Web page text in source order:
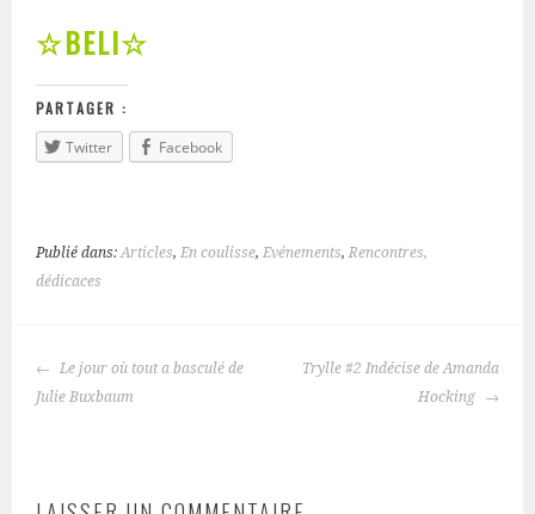
☆BELI☆
PARTAGER :
Twitter
Facebook
Publié dans:Articles,En coulisse,Evénements,Rencontres,
dédicaces
NAVIGATION
Le jour où tout a basculé de
Julie Buxbaum
Trylle #2 Indécise de Amanda
Hocking